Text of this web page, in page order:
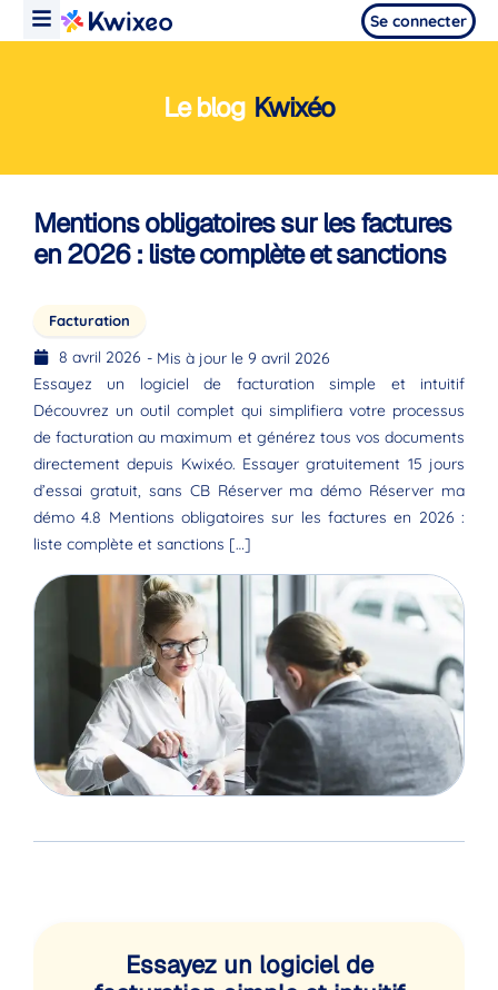
Se connecter
Le blog Kwixéo
Mentions obligatoires sur les factures
en 2026 : liste complète et sanctions
Facturation
8 avril 2026 - Mis à jour le 9 avril 2026
Essayez un logiciel de facturation simple et intuitif
Découvrez un outil complet qui simplifiera votre processus
de facturation au maximum et générez tous vos documents
directement depuis Kwixéo. Essayer gratuitement 15 jours
d’essai gratuit, sans CB Réserver ma démo Réserver ma
démo 4.8 Mentions obligatoires sur les factures en 2026 :
liste complète et sanctions […]
Essayez un logiciel de